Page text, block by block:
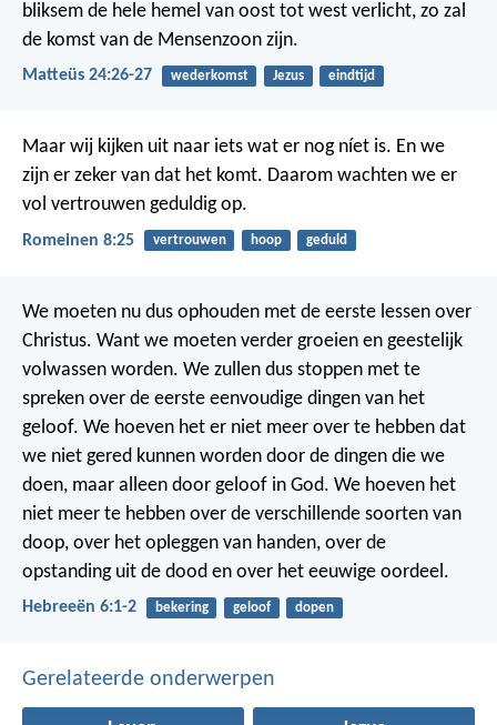
bliksem de hele hemel van oost tot west verlicht, zo zal
de komst van de Mensenzoon zijn.
Matteüs 24:26-27 wederkomst Jezus eindtijd
Maar wij kijken uit naar iets wat er nog níet is. En we
zijn er zeker van dat het komt. Daarom wachten we er
vol vertrouwen geduldig op.
Romeinen 8:25 vertrouwen hoop geduld
We moeten nu dus ophouden met de eerste lessen over
Christus. Want we moeten verder groeien en geestelijk
volwassen worden. We zullen dus stoppen met te
spreken over de eerste eenvoudige dingen van het
geloof. We hoeven het er niet meer over te hebben dat
we niet gered kunnen worden door de dingen die we
doen, maar alleen door geloof in God. We hoeven het
niet meer te hebben over de verschillende soorten van
doop, over het opleggen van handen, over de
opstanding uit de dood en over het eeuwige oordeel.
Hebreeën 6:1-2 bekering geloof dopen
Gerelateerde onderwerpen